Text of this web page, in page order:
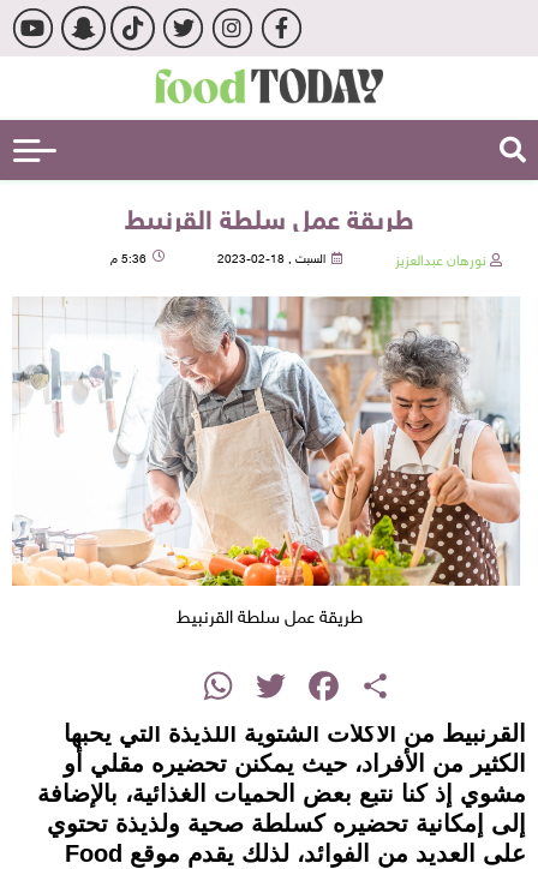
طريقة عمل سلطة القرنبيط
نورهان عبدالعزيز السبت , 18-02-2023 5:36 م
طريقة عمل سلطة القرنبيط
Share
Facebook
Twitter
WhatsApp
القرنبيط من الأكلات الشتوية اللذيذة التي يحبها
الكثير من الأفراد، حيث يمكنن تحضيره مقلي أو
مشوي إذ كنا نتبع بعض الحميات الغذائية، بالإضافة
إلى إمكانية تحضيره كسلطة صحية ولذيذة تحتوي
على العديد من الفوائد، لذلك يقدم موقع Food